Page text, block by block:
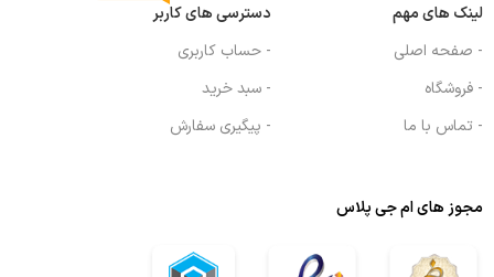
لینک های مهم
- صفحه اصلی
- فروشگاه
- تماس با ما
دسترسی های کاربر
- حساب کاربری
- سبد خرید
- پیگیری سفارش
مجوز های ام جی پلاس